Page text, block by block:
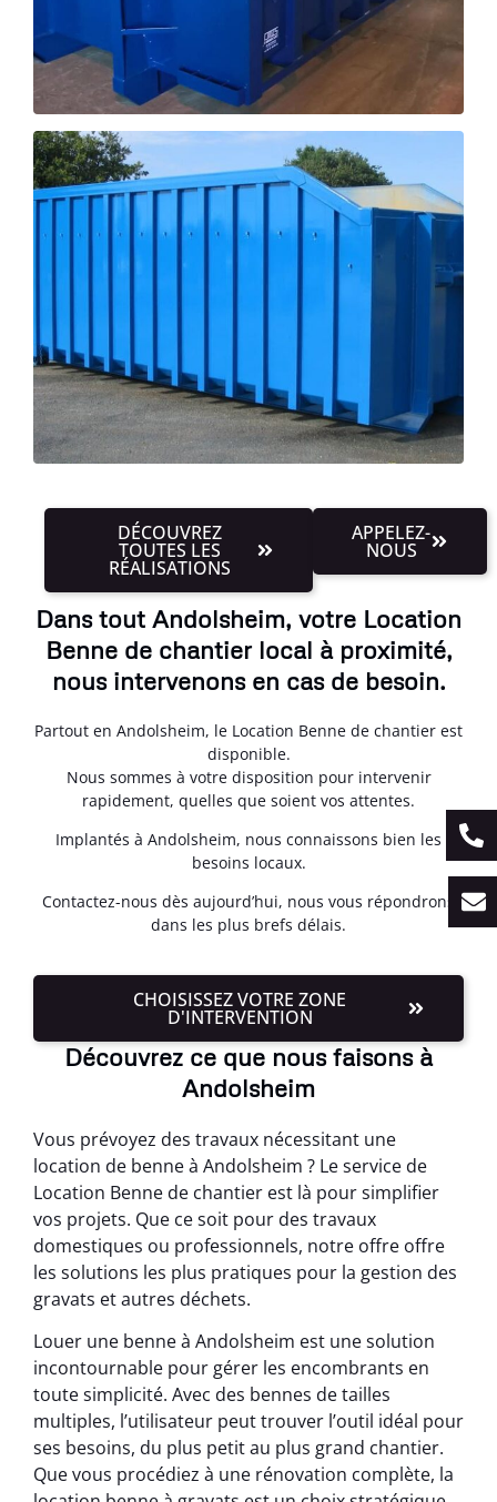
DÉCOUVREZ
TOUTES LES
RÉALISATIONS
APPELEZ-
NOUS
Dans tout Andolsheim, votre Location
Benne de chantier local à proximité,
nous intervenons en cas de besoin.
Partout en Andolsheim, le Location Benne de chantier est
disponible.
Nous sommes à votre disposition pour intervenir
rapidement, quelles que soient vos attentes.
Implantés à Andolsheim, nous connaissons bien les
besoins locaux.
Contactez-nous dès aujourd’hui, nous vous répondrons
dans les plus brefs délais.
CHOISISSEZ VOTRE ZONE
D'INTERVENTION
Découvrez ce que nous faisons à
Andolsheim
Vous prévoyez des travaux nécessitant une
location de benne à Andolsheim ? Le service de
Location Benne de chantier est là pour simplifier
vos projets. Que ce soit pour des travaux
domestiques ou professionnels, notre offre offre
les solutions les plus pratiques pour la gestion des
gravats et autres déchets.
Louer une benne à Andolsheim est une solution
incontournable pour gérer les encombrants en
toute simplicité. Avec des bennes de tailles
multiples, l’utilisateur peut trouver l’outil idéal pour
ses besoins, du plus petit au plus grand chantier.
Que vous procédiez à une rénovation complète, la